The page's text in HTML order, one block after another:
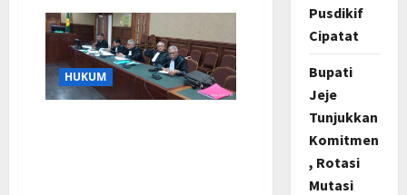
TLAH
TIBA,
PEWARNA
PC
Jakarta
Utara
Rayakan
HUKUM
Pusdikif
Cipatat
Bupati
Jeje
Tunjukkan
Komitmen
, Rotasi
Mutasi